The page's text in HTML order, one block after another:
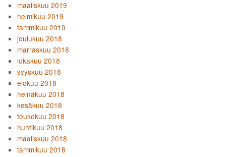
maaliskuu 2019
helmikuu 2019
tammikuu 2019
joulukuu 2018
marraskuu 2018
lokakuu 2018
syyskuu 2018
elokuu 2018
heinäkuu 2018
kesäkuu 2018
toukokuu 2018
huhtikuu 2018
maaliskuu 2018
tammikuu 2018